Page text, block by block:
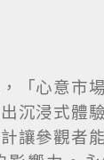
「心意市
沉浸式體
讓參觀者